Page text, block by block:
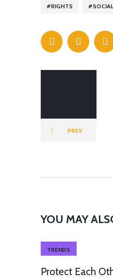
RIGHTS SOCIAL
FRANCOPH
PREV
YOU MAY
TRENDS
Protect Each